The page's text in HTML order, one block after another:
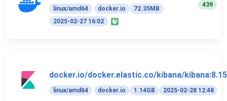
linux/amd64 docker.io
72.35MB
2025-02-27 16:02
439
docker.io/docker.elastic.co/kibana/
linux/amd64 docker.io 1.14GB 2025-02-28 12:48